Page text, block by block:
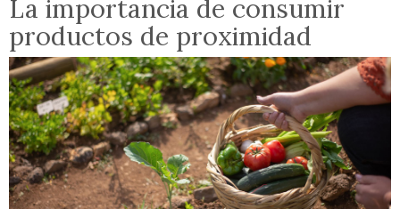
La importancia de consumir
productos de proximidad